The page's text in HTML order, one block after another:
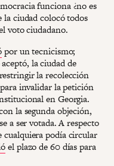
funciona ¿no es
la ciudad colocó todos
voto ciudadano.
por un tecnicismo;
la ciudad de
la recolección
invalidar la petición
en Georgia.
la segunda objeción,
a ser votada. A respecto
podía circular
el plazo de 60 días para